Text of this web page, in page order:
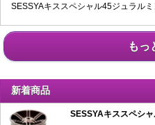
SESSYAキススペシャル45ジュラル
もっ
新着商品